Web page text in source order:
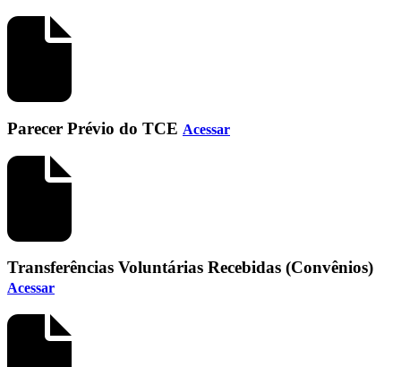
Parecer Prévio do TCE Acessar
Transferências Voluntárias Recebidas (Convênios)
Acessar